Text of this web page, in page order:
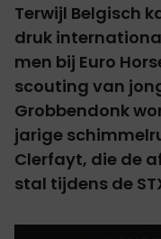
Terwijl Belgisch
druk
men bij Euro
scouting van
Grobbendonk
jarige
Clerfayt, die de
stal tijdens de